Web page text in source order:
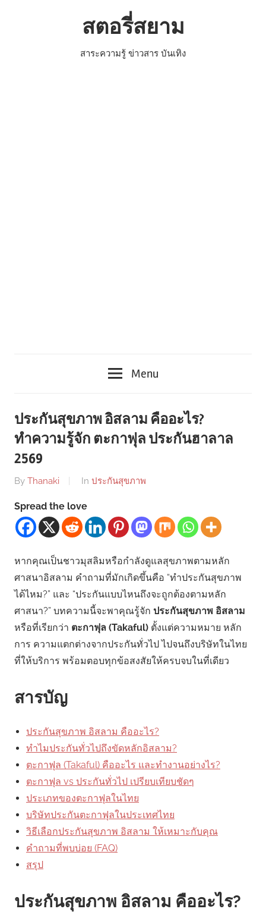
สตอรี่สยาม
สาระความรู้ ข่าวสาร บันเทิง
Menu
ประกันสุขภาพ อิสลาม คืออะไร?
ทำความรู้จัก ตะกาฟุล ประกันฮาลาล
2569
By Thanaki In ประกันสุขภาพ
Spread the love
หากคุณเป็นชาวมุสลิมหรือกำลังดูแลสุขภาพตามหลัก
ศาสนาอิสลาม คำถามที่มักเกิดขึ้นคือ “ทำประกันสุขภาพ
ได้ไหม?” และ “ประกันแบบไหนถึงจะถูกต้องตามหลัก
ศาสนา?” บทความนี้จะพาคุณรู้จัก ประกันสุขภาพ อิสลาม
หรือที่เรียกว่า ตะกาฟุล (Takaful) ตั้งแต่ความหมาย หลัก
การ ความแตกต่างจากประกันทั่วไป ไปจนถึงบริษัทในไทย
ที่ให้บริการ พร้อมตอบทุกข้อสงสัยให้ครบจบในที่เดียว
สารบัญ
ประกันสุขภาพ อิสลาม คืออะไร?
ทำไมประกันทั่วไปถึงขัดหลักอิสลาม?
ตะกาฟุล (Takaful) คืออะไร และทำงานอย่างไร?
ตะกาฟุล vs ประกันทั่วไป เปรียบเทียบชัดๆ
ประเภทของตะกาฟุลในไทย
บริษัทประกันตะกาฟุลในประเทศไทย
วิธีเลือกประกันสุขภาพ อิสลาม ให้เหมาะกับคุณ
คำถามที่พบบ่อย (FAQ)
สรุป
ประกันสุขภาพ อิสลาม คืออะไร?